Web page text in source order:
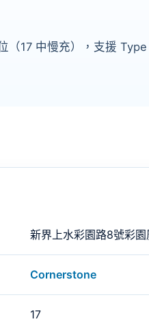
（17 中慢充），支援
新界上水彩園路8號彩園
Cornerstone
17